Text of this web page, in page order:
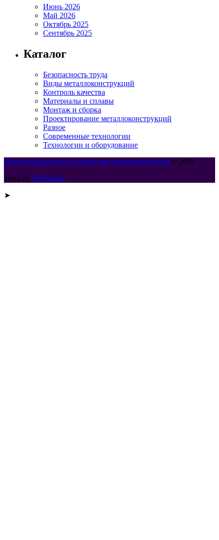
Июнь 2026
Май 2026
Октябрь 2025
Сентябрь 2025
Каталог
Безопасность труда
Виды металлоконструкций
Контроль качества
Материалы и сплавы
Монтаж и сборка
Проектирование металлоконструкций
Разное
Современные технологии
Технологии и оборудование
Металлообработка и сборка металлоконструкций © 2026
Тема от WP Puzzle
➤